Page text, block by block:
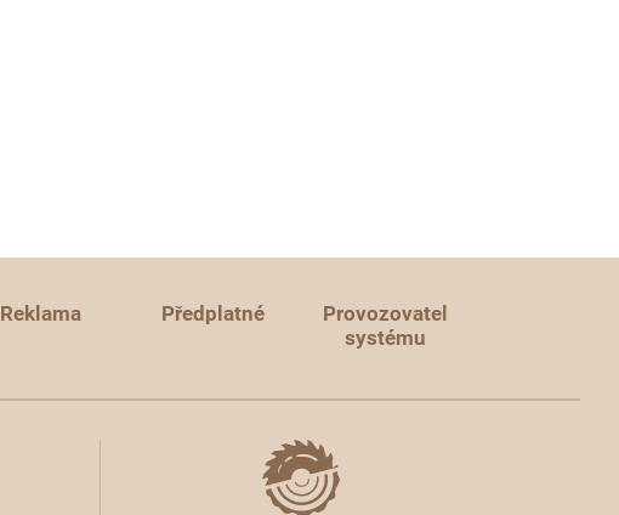
Reklama Předplatné
Provozovatel
systému